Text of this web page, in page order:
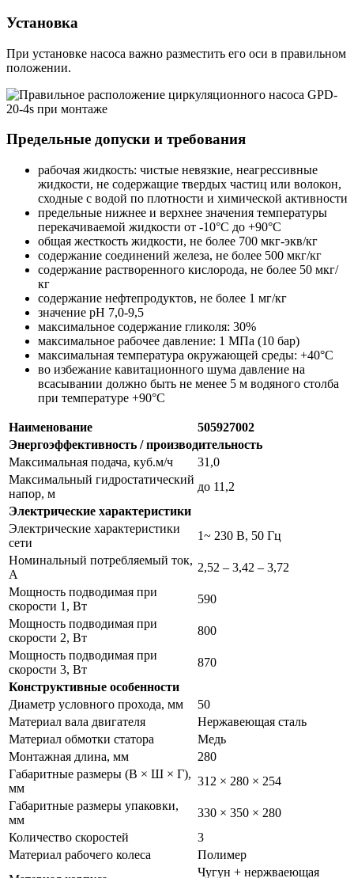
Установка
При установке насоса важно разместить его оси в правильном
положении.
Предельные допуски и требования
рабочая жидкость: чистые невязкие, неагрессивные
жидкости, не содержащие твердых частиц или волокон,
сходные с водой по плотности и химической активности
предельные нижнее и верхнее значения температуры
перекачиваемой жидкости от -10°С до +90°С
общая жесткость жидкости, не более 700 мкг-экв/кг
содержание соединений железа, не более 500 мкг/кг
содержание растворенного кислорода, не более 50 мкг/
кг
содержание нефтепродуктов, не более 1 мг/кг
значение рН 7,0-9,5
максимальное содержание гликоля: 30%
максимальное рабочее давление: 1 МПа (10 бар)
максимальная температура окружающей среды: +40°С
во избежание кавитационного шума давление на
всасывании должно быть не менее 5 м водяного столба
при температуре +90°С
Наименование
505927002
Энергоэффективность / производительность
Максимальная подача, куб.м/ч
31,0
Максимальный гидростатический
напор, м
до 11,2
Электрические характеристики
Электрические характеристики
сети
1~ 230 В, 50 Гц
Номинальный потребляемый ток,
А
2,52 – 3,42 – 3,72
Мощность подводимая при
скорости 1, Вт
590
Мощность подводимая при
скорости 2, Вт
800
Мощность подводимая при
скорости 3, Вт
870
Конструктивные особенности
Диаметр условного прохода, мм
50
Материал вала двигателя
Нержавеющая сталь
Материал обмотки статора
Медь
Монтажная длина, мм
280
Габаритные размеры (В × Ш × Г),
мм
312 × 280 × 254
Габаритные размеры упаковки,
мм
330 × 350 × 280
Количество скоростей
3
Материал рабочего колеса
Полимер
Чугун + нержваеющая